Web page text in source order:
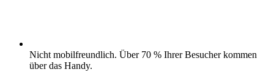
Nicht mobilfreundlich. Über 70 % Ihrer Besucher kommen
über das Handy.